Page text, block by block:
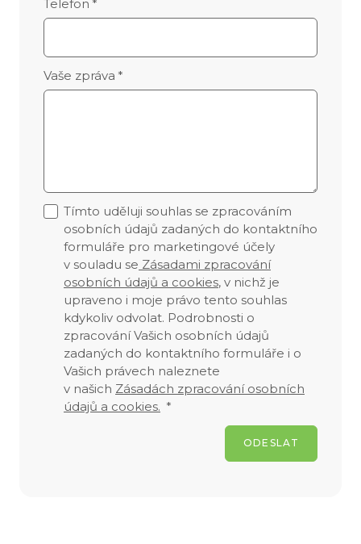
Telefon *
Vaše zpráva *
Tímto uděluji souhlas se zpracováním
osobních údajů zadaných do kontaktního
formuláře pro marketingové účely
v souladu se Zásadami zpracování
osobních údajů a cookies, v nichž je
upraveno i moje právo tento souhlas
kdykoliv odvolat. Podrobnosti o
zpracování Vašich osobních údajů
zadaných do kontaktního formuláře i o
Vašich právech naleznete
v našich Zásadách zpracování osobních
údajů a cookies. *
ODESLAT